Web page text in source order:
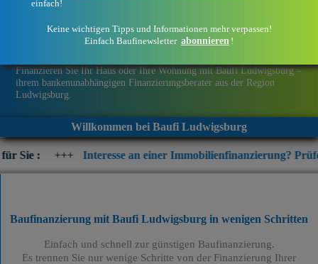
Finanzieren Sie Ihr Haus oder Ihre Wohnung mit Baufi Ludwigsburg –
ihrem bankenunabhängigen Finanzierungsberater aus der Region
Ludwigsburg.
Willkommen bei Baufi Ludwigsburg
Interesse an einer Immobilienfinanzierung? Prüfen Sie jetzt
einfach!
Keine wichtigen Tipps und Informationen mehr verpassen!
Einfach Baufinewsletter abonnieren !
Baufinanzierung mit Baufi Ludwigsburg in wenigen Schritten
Einfach und schnell zur günstigen Baufinanzierung.
Es trennen Sie nur wenige Schritte von der Finanzierung Ihrer